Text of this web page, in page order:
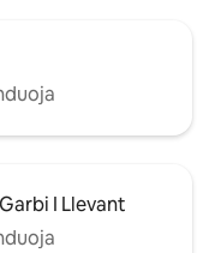
I Llevant